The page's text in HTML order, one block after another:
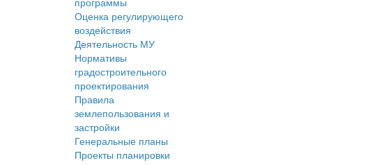
Оценка регулирующего
воздействия
Деятельность МУ
Нормативы
градостроительного
проектирования
Правила
землепользования и
застройки
Генеральные планы
Проекты планировки